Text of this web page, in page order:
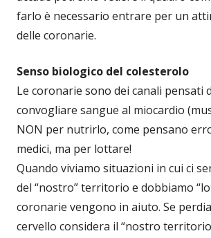
farlo è necessario entrare per un
delle coronarie.
Senso biologico del colesterolo
Le coronarie sono dei canali pensati
convogliare sangue al miocardio
NON per nutrirlo, come pensano
medici, ma per lottare!
Quando viviamo situazioni in cui ci
del “nostro” territorio e dobbiamo
coronarie vengono in aiuto. Se
cervello considera il “nostro